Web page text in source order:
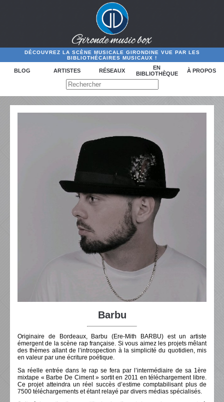
DÉCOUVREZ LA SCÈNE MUSICALE GIRONDINE VUE PAR LES
BIBLIOTHÉCAIRES MUSICAUX !
BLOG ARTISTES RÉSEAUX
EN
BIBLIOTHÈQUE
À PROPOS
Barbu
Originaire de Bordeaux, Barbu (Ere-Mith BARBU) est un artiste
émergent de la scène rap française. Si vous aimez les projets mêlant
des thèmes allant de l’introspection à la simplicité du quotidien, mis
en valeur par une écriture poétique.
Sa réelle entrée dans le rap se fera par l’intermédiaire de sa 1ère
mixtape « Barbe De Ciment » sortit en 2011 en téléchargement libre.
Ce projet atteindra un réel succès d’estime comptabilisant plus de
7500 téléchargements et étant relayé par divers médias spécialisés.